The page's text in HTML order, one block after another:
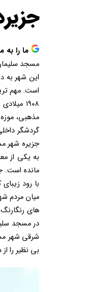
ما را
مسجد
این شهر به
است. مهم
۱۹۰۸
مذهبی،
گردشگر
جزیره شهر
به یکی از
مانده است.
با رود
میان مردم
های
در مسجد
شرقی شهر
بی نظیر را